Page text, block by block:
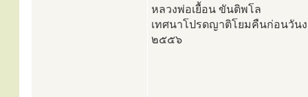
หลวงพ่อเยื้อน ขันติพโล
เทศนาโปรดญาติโยมคืนก่อนวัน
๒๕๕๖